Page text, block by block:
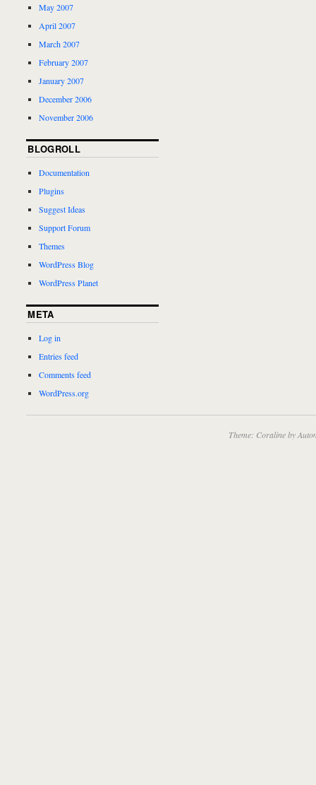
May 2007
April 2007
March 2007
February 2007
January 2007
December 2006
November 2006
BLOGROLL
Documentation
Plugins
Suggest Ideas
Support Forum
Themes
WordPress Blog
WordPress Planet
META
Log in
Entries feed
Comments feed
WordPress.org
Theme: Coraline by